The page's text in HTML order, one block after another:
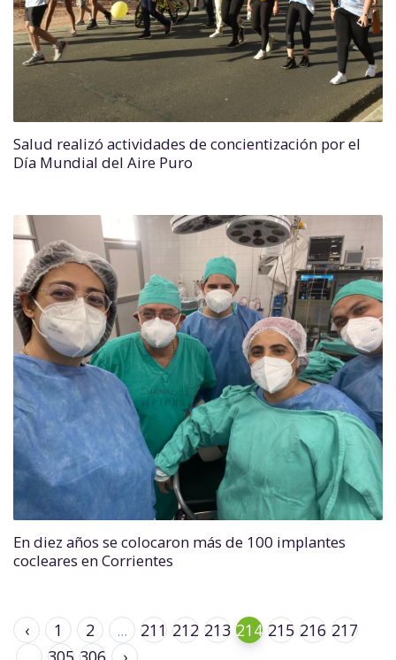
Salud realizó actividades de concientización por el
Día Mundial del Aire Puro
En diez años se colocaron más de 100 implantes
cocleares en Corrientes
‹ 1 2 ... 211 212 213 214 215 216 217